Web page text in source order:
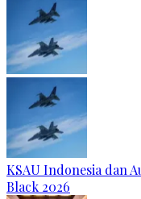
KSAU Indonesia dan
Black 2026